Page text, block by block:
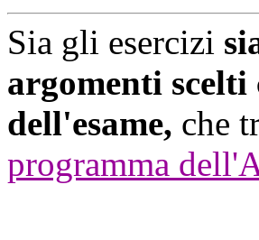
Sia gli esercizi
argomenti
dell'esame, che
programma